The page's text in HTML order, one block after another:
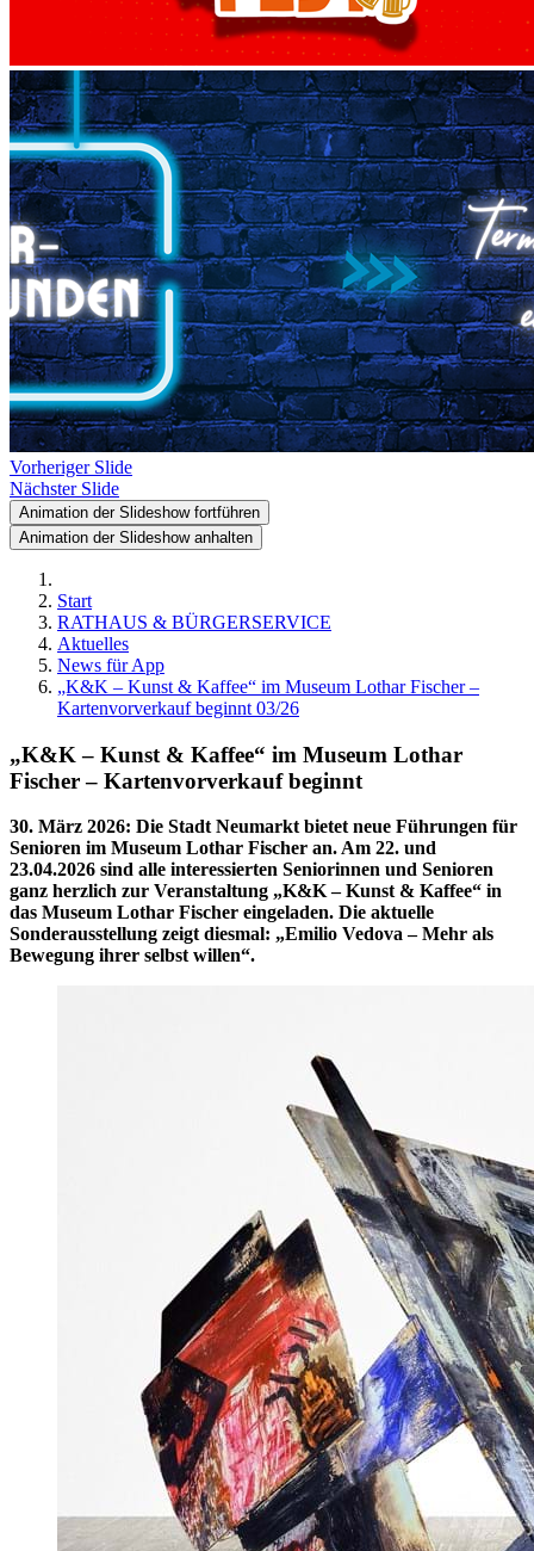
Vorheriger Slide
Nächster Slide
Animation der Slideshow fortführen
Animation der Slideshow anhalten
Start
RATHAUS & BÜRGERSERVICE
Aktuelles
News für App
„K&K – Kunst & Kaffee“ im Museum Lothar Fischer –
Kartenvorverkauf beginnt 03/26
„K&K – Kunst & Kaffee“ im Museum Lothar
Fischer – Kartenvorverkauf beginnt
30. März 2026: Die Stadt Neumarkt bietet neue Führungen für
Senioren im Museum Lothar Fischer an. Am 22. und
23.04.2026 sind alle interessierten Seniorinnen und Senioren
ganz herzlich zur Veranstaltung „K&K – Kunst & Kaffee“ in
das Museum Lothar Fischer eingeladen. Die aktuelle
Sonderausstellung zeigt diesmal: „Emilio Vedova – Mehr als
Bewegung ihrer selbst willen“.